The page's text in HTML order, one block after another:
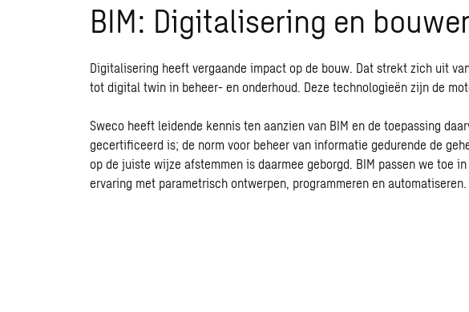
BIM: Digitalisering en
Digitalisering heeft vergaande impact op de bouw. Dat strekt zich uit
tot digital twin in beheer- en onderhoud. Deze technologieën zijn de
Sweco heeft leidende kennis ten aanzien van BIM en de toepassing
gecertificeerd is; de norm voor beheer van informatie gedurende de
op de juiste wijze afstemmen is daarmee geborgd. BIM passen we toe
ervaring met parametrisch ontwerpen, programmeren en